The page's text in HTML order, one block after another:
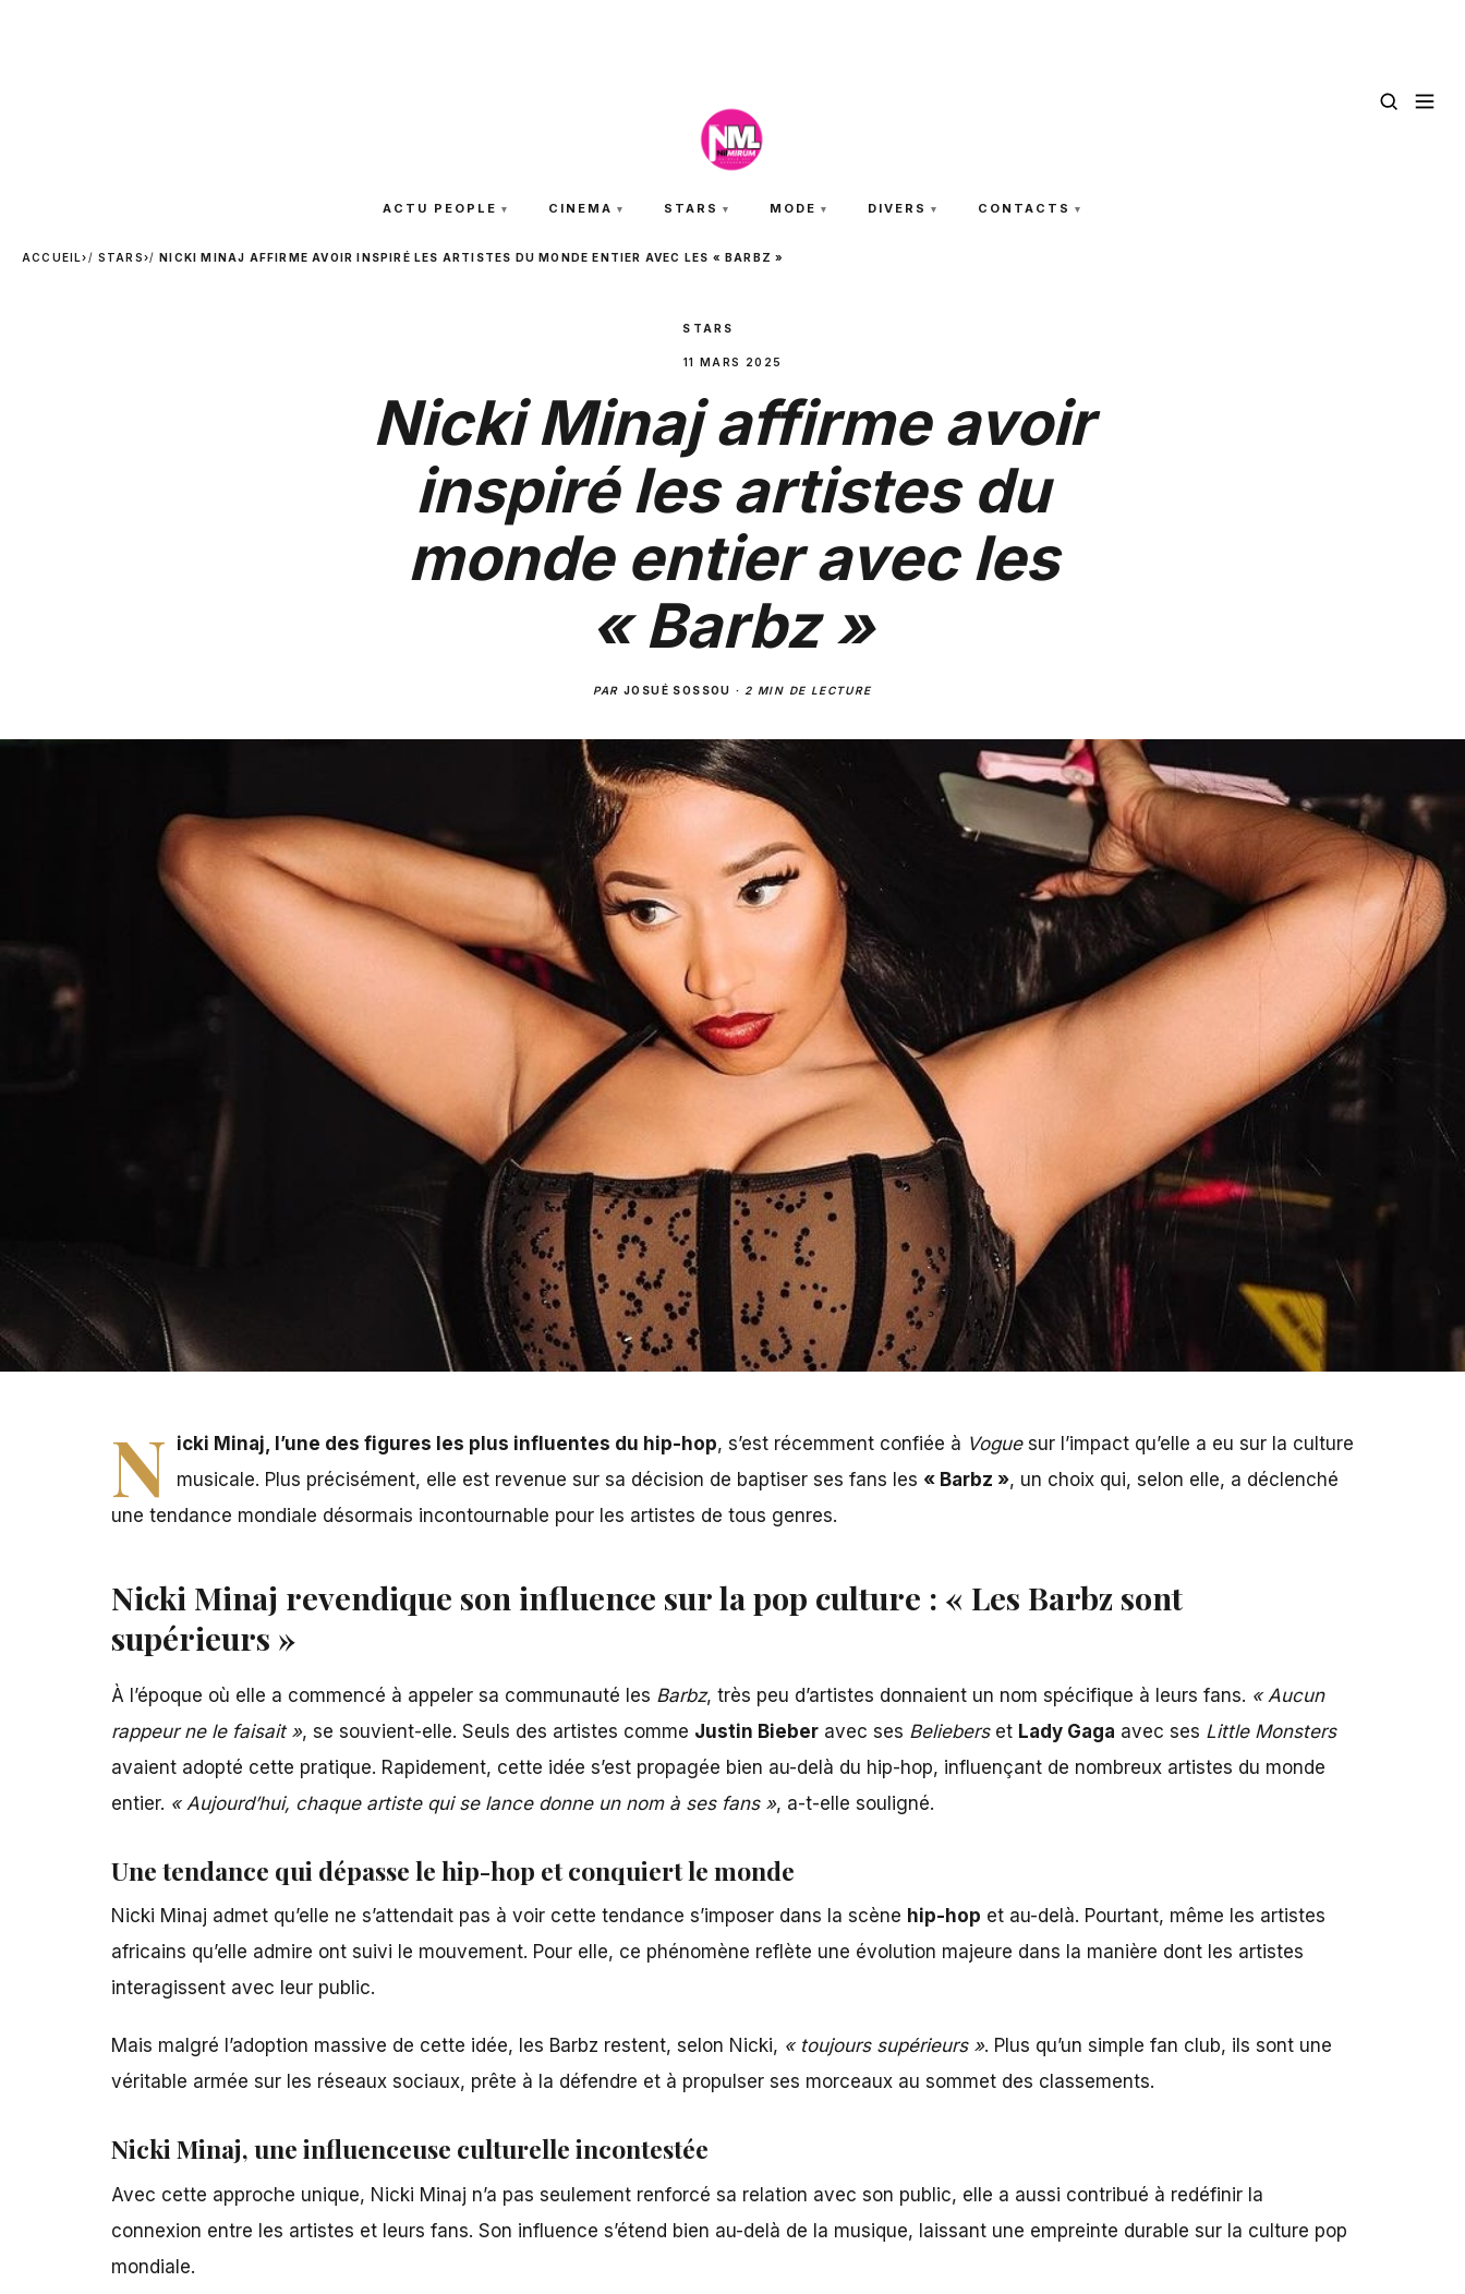
ACTU PEOPLE CINEMA STARS MODE DIVERS CONTACTS
ACCUEIL› STARS› NICKI MINAJ AFFIRME AVOIR INSPIRÉ LES ARTISTES DU MONDE ENTIER AVEC LES « BARBZ »
STARS
11 MARS 2025
Nicki Minaj affirme avoir
inspiré les artistes du
monde entier avec les
« Barbz »
PARJOSUÉ SOSSOU · 2 MIN DE LECTURE
N icki Minaj, l’une des figures les plus influentes du hip-hop, s’est récemment confiée à Voguesur l’impact qu’elle a eu sur la culture
musicale. Plus précisément, elle est revenue sur sa décision de baptiser ses fans les « Barbz », un choix qui, selon elle, a déclenché
une tendance mondiale désormais incontournable pour les artistes de tous genres.
Nicki Minaj revendique son influence sur la pop culture : « Les Barbz sont
supérieurs »
À l’époque où elle a commencé à appeler sa communauté les Barbz, très peu d’artistes donnaient un nom spécifique à leurs fans. « Aucun
rappeur ne le faisait », se souvient-elle. Seuls des artistes comme Justin Bieber avec ses Belieberset Lady Gaga avec ses Little Monsters
avaient adopté cette pratique. Rapidement, cette idée s’est propagée bien au-delà du hip-hop, influençant de nombreux artistes du monde
entier. « Aujourd’hui, chaque artiste qui se lance donne un nom à ses fans », a-t-elle souligné.
Une tendance qui dépasse le hip-hop et conquiert le monde
Nicki Minaj admet qu’elle ne s’attendait pas à voir cette tendance s’imposer dans la scène hip-hop et au-delà. Pourtant, même les artistes
africains qu’elle admire ont suivi le mouvement. Pour elle, ce phénomène reflète une évolution majeure dans la manière dont les artistes
interagissent avec leur public.
Mais malgré l’adoption massive de cette idée, les Barbz restent, selon Nicki, « toujours supérieurs ». Plus qu’un simple fan club, ils sont une
véritable armée sur les réseaux sociaux, prête à la défendre et à propulser ses morceaux au sommet des classements.
Nicki Minaj, une influenceuse culturelle incontestée
Avec cette approche unique, Nicki Minaj n’a pas seulement renforcé sa relation avec son public, elle a aussi contribué à redéfinir la
connexion entre les artistes et leurs fans. Son influence s’étend bien au-delà de la musique, laissant une empreinte durable sur la culture pop
mondiale.